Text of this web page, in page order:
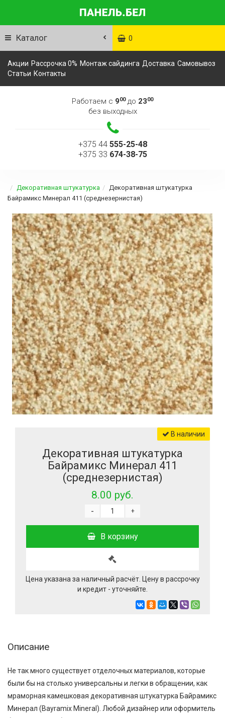
Каталог 0
Акции Рассрочка 0% Монтаж сайдинга Доставка Самовывоз
Статьи Контакты
Работаем с 900до 2300
без выходных
+375 44 555-25-48
+375 33 674-38-75
Декоративная штукатурка
Декоративная штукатурка
Байрамикс Минерал 411 (среднезернистая)
В наличии
Декоративная штукатурка
Байрамикс Минерал 411
(среднезернистая)
8.00 руб.
+
-
В корзину
Цена указана за наличный расчёт. Цену в рассрочку
и кредит - уточняйте.
Описание
Не так много существует отделочных материалов, которые
были бы на столько универсальны и легки в обращении, как
мраморная камешковая декоративная штукатурка Байрамикс
Минерал (Bayramix Mineral). Любой дизайнер или оформитель